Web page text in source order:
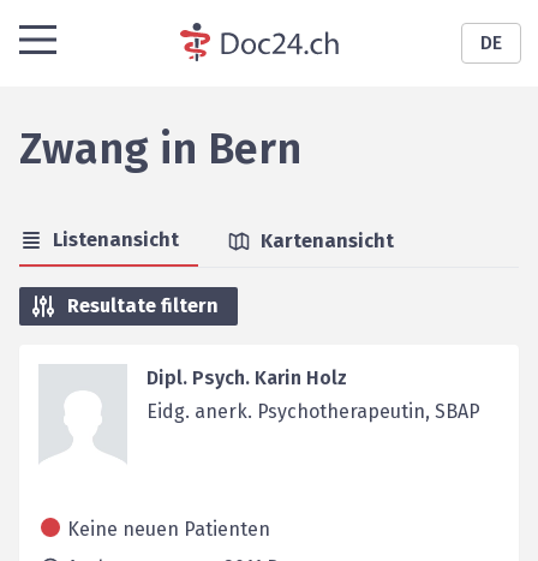
DE
Zwang in Bern
Listenansicht Kartenansicht
Resultate filtern
Dipl. Psych. Karin Holz
Eidg. anerk. Psychotherapeutin, SBAP
Keine neuen Patienten